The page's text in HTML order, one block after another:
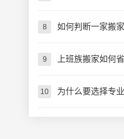
8 如何判断一家搬
9 上班族搬家如何
10 为什么要选择专